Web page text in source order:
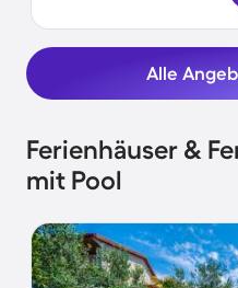
Alle
Ferienhäuser &
mit Pool